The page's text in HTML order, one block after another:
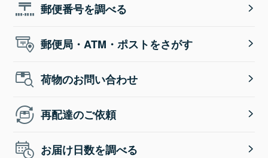
郵便番号を調べる
郵便局・ATM・ポストをさがす
荷物のお問い合わせ
再配達のご依頼
お届け日数を調べる